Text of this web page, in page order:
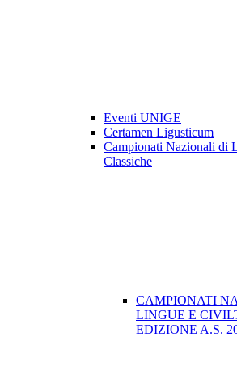
Eventi UNIGE
Certamen Ligusticum
Campionati Nazionali di
Classiche
CAMPIONATI
LINGUE E
EDIZIONE A.S.